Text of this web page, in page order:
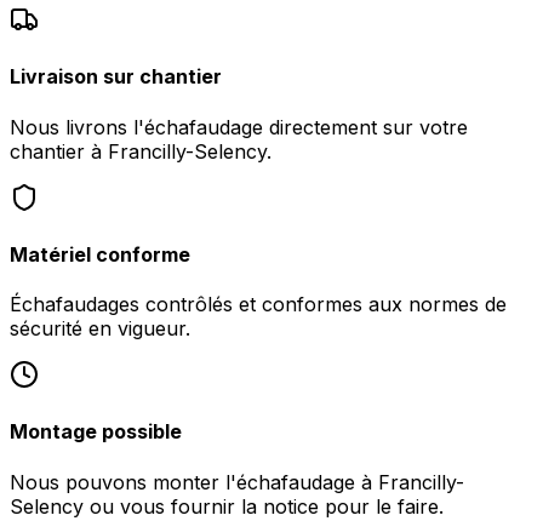
Livraison sur chantier
Nous livrons l'échafaudage directement sur votre
chantier à Francilly-Selency.
Matériel conforme
Échafaudages contrôlés et conformes aux normes de
sécurité en vigueur.
Montage possible
Nous pouvons monter l'échafaudage à Francilly-
Selency ou vous fournir la notice pour le faire.